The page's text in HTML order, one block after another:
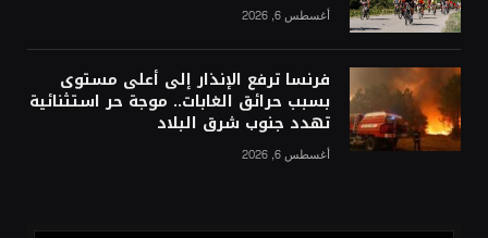
أغسطس 6, 2026
فرنسا ترفع الإنذار إلى أعلى مستوى
بسبب حرائق الغابات.. موجة حر استثنائية
تهدد جنوب شرق البلاد
أغسطس 6, 2026